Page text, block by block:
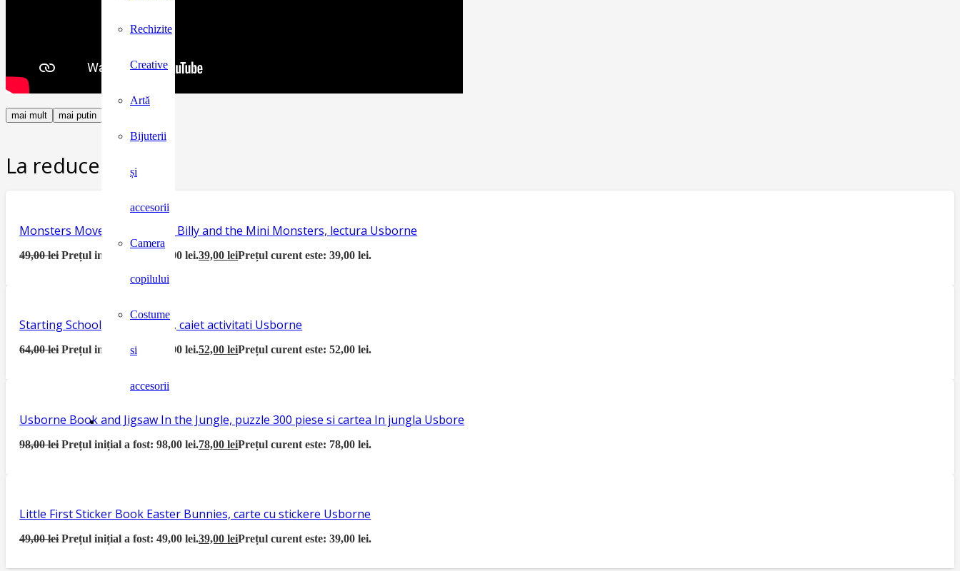
Rechizite
Creative
Artă
Bijuterii
și
accesorii
Camera
copilului
Costume
si
accesorii
mai mult mai putin
La reducere:
Monsters Move House, seria Billy and the Mini Monsters, lectura Usborne
49,00lei Prețul inițial a fost: 49,00 lei.39,00leiPrețul curent este: 39,00 lei.
Starting School Activity Book, caiet activitati Usborne
64,00lei Prețul inițial a fost: 64,00 lei.52,00leiPrețul curent este: 52,00 lei.
Usborne Book and Jigsaw In the Jungle, puzzle 300 piese si cartea In jungla Usbore
98,00lei Prețul inițial a fost: 98,00 lei.78,00leiPrețul curent este: 78,00 lei.
Little First Sticker Book Easter Bunnies, carte cu stickere Usborne
49,00lei Prețul inițial a fost: 49,00 lei.39,00leiPrețul curent este: 39,00 lei.